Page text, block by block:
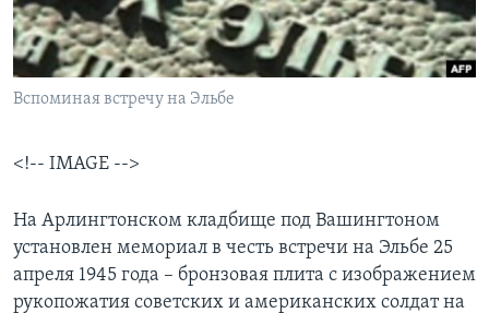
Learning English
СОЦИАЛЬНЫЕ СЕТИ
Вспоминая встречу на Эльбе
<!-- IMAGE -->
На Арлингтонском кладбище под Вашингтоном
установлен мемориал в честь встречи на Эльбе 25
апреля 1945 года – бронзовая плита с изображением
рукопожатия советских и американских солдат на